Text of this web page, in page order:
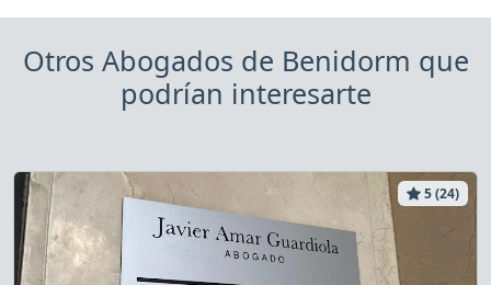
Otros Abogados de Benidorm que
podrían interesarte
5 (24)